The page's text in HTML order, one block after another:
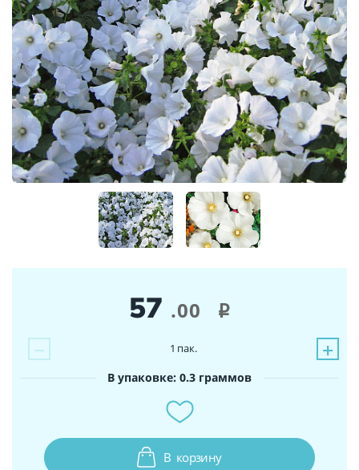
57 .00 i
− +
1 пак.
В упаковке: 0.3 граммов
В корзину